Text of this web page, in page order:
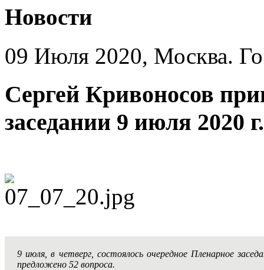
Новости
09 Июля 2020, Москва.
Сергей Кривоносов
заседании 9 июля 2020 г.
9 июля, в четверг, состоялось очередное Пленарное
предложено 52 вопроса.